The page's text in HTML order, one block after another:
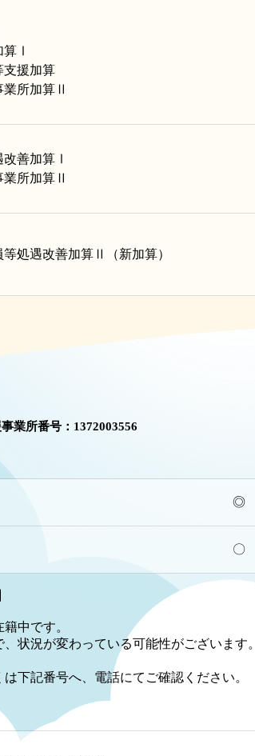
算Ⅰ
支援加算
業所加算Ⅱ
改善加算Ⅰ
業所加算Ⅱ
処遇改善加算Ⅱ（新加算）
業所番号：1372003556
◎
〇
中です。
状況が変わっている可能性がございます。
下記番号へ、電話にてご確認ください。